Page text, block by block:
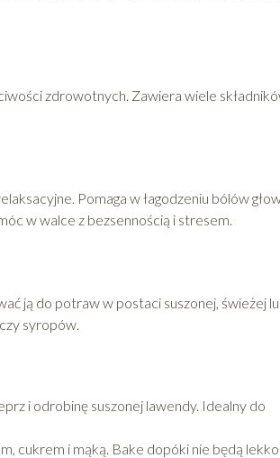
zdrowotnych. Zawiera wiele
Pomaga w łagodzeniu bólów
w walce z bezsennością i stresem.
ją do potraw w postaci suszonej, świeżej
syropów.
i odrobinę suszonej lawendy. Idealny do
cukrem i mąką. Bake dopóki nie będą lekko